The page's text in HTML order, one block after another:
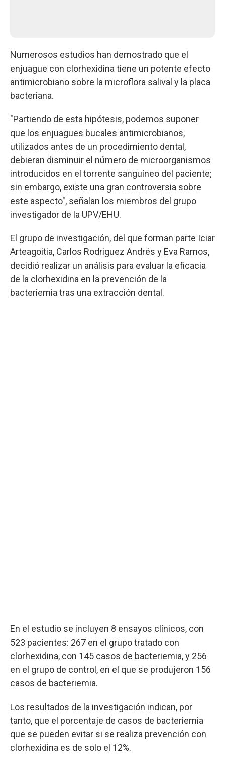
Numerosos estudios han demostrado que el
enjuague con clorhexidina tiene un potente efecto
antimicrobiano sobre la microflora salival y la placa
bacteriana.
"Partiendo de esta hipótesis, podemos suponer
que los enjuagues bucales antimicrobianos,
utilizados antes de un procedimiento dental,
debieran disminuir el número de microorganismos
introducidos en el torrente sanguíneo del paciente;
sin embargo, existe una gran controversia sobre
este aspecto", señalan los miembros del grupo
investigador de la UPV/EHU.
El grupo de investigación, del que forman parte Iciar
Arteagoitia, Carlos Rodriguez Andrés y Eva Ramos,
decidió realizar un análisis para evaluar la eficacia
de la clorhexidina en la prevención de la
bacteriemia tras una extracción dental.
En el estudio se incluyen 8 ensayos clínicos, con
523 pacientes: 267 en el grupo tratado con
clorhexidina, con 145 casos de bacteriemia, y 256
en el grupo de control, en el que se produjeron 156
casos de bacteriemia.
Los resultados de la investigación indican, por
tanto, que el porcentaje de casos de bacteriemia
que se pueden evitar si se realiza prevención con
clorhexidina es de solo el 12%.